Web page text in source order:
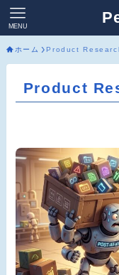
MENU
ホーム Product
Product